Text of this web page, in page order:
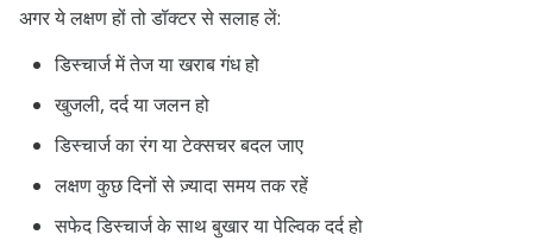
अगर ये लक्षण हों तो डॉक्टर से सलाह लें:
डिस्चार्ज में तेज या खराब गंध हो
खुजली, दर्द या जलन हो
डिस्चार्ज का रंग या टेक्सचर बदल जाए
लक्षण कुछ दिनों से ज़्यादा समय तक रहें
सफेद डिस्चार्ज के साथ बुखार या पेल्विक दर्द हो